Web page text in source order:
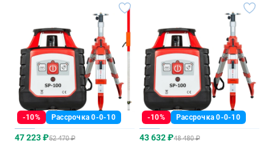
-10% Рассрочка 0-0-10
47 223 ₽52 470 ₽
-10% Рассрочка 0-0-10
43 632 ₽48 480 ₽